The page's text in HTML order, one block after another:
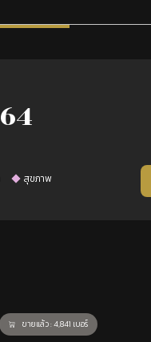
สุขภาพ
ขายแล้ว : 4,841 เบอร์